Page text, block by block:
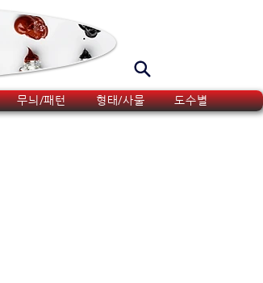
무늬/패턴 형태/사물 도수별